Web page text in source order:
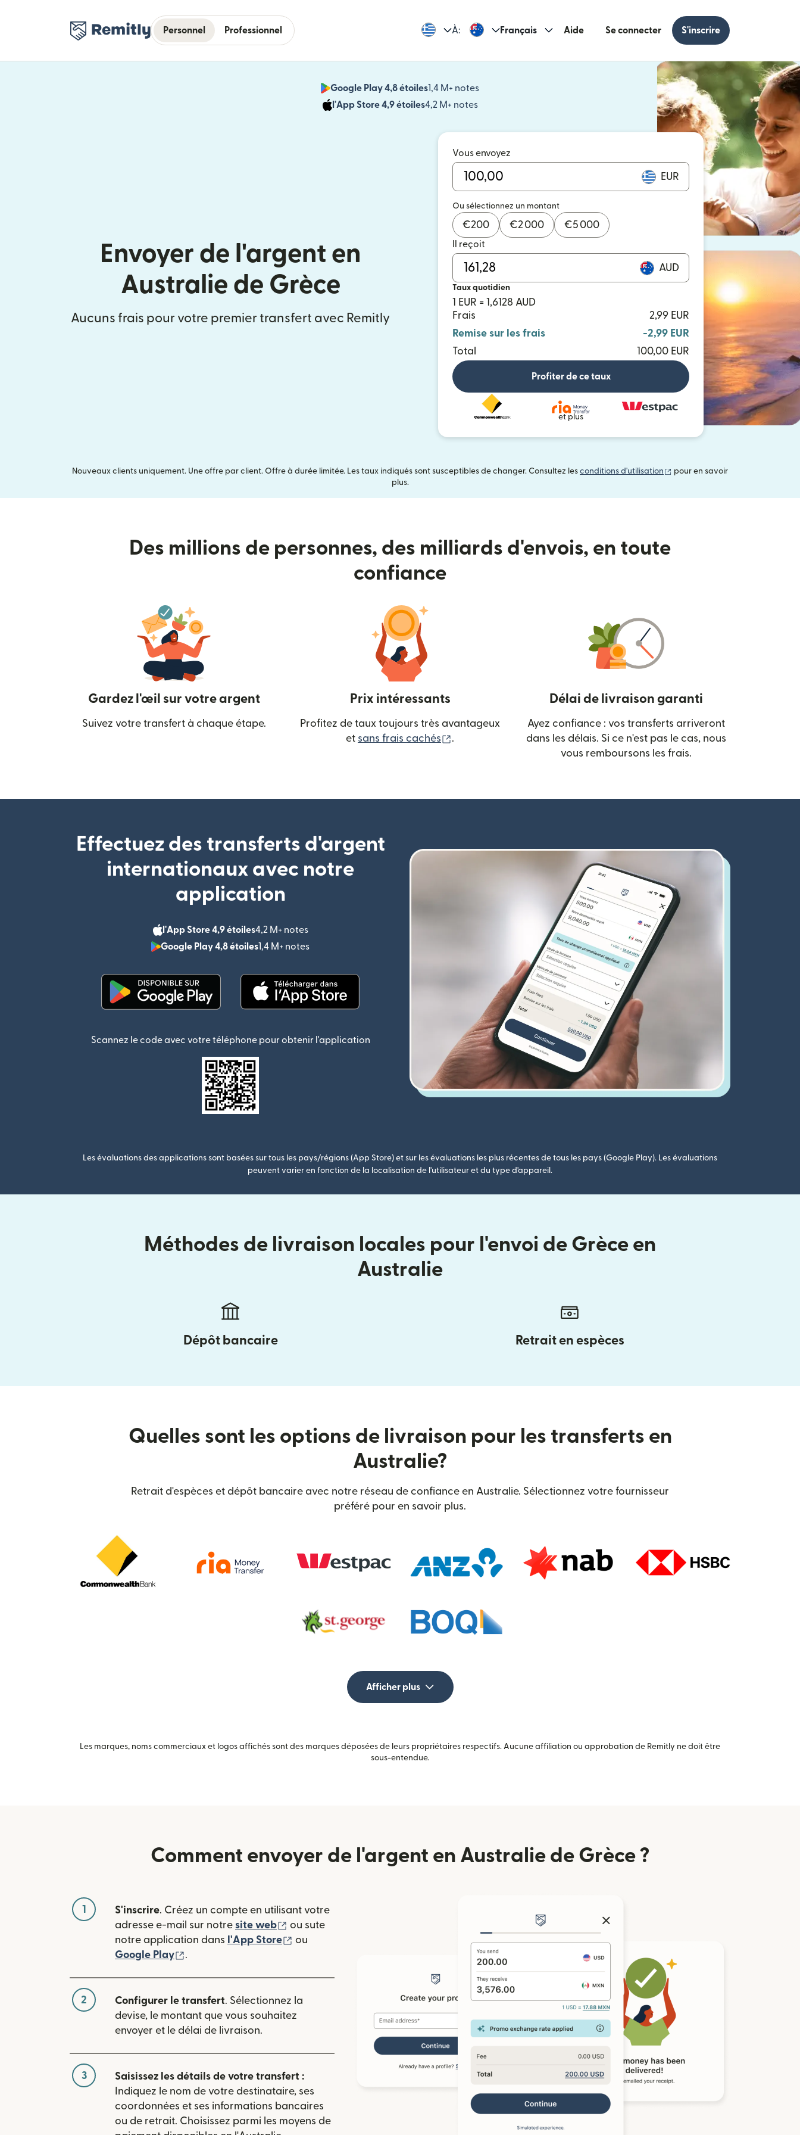
Personnel Professionnel À: Français Aide Se connecter S'inscrire
Google Play 4,8 étoiles1,4 M+ notes
l'App Store 4,9 étoiles4,2 M+ notes
(s'ouvre dans une nouvelle fenêtre)
Envoyer de l'argent en
Australie de Grèce
Aucuns frais pour votre premier transfert avec Remitly
Vous envoyez
EUR
Ou sélectionnez un montant
€200 €2 000 €5 000
Il reçoit
AUD
Taux quotidien
1 EUR = 1,6128 AUD
Frais
2,99 EUR
Remise sur les frais
-2,99 EUR
Total
100,00 EUR
Profiter de ce taux
et plus
Nouveaux clients uniquement. Une offre par client. Offre à durée limitée. Les taux indiqués sont susceptibles de changer. Consultez les conditions d'utilisation (s'ouvre dans une nouvelle
pour en savoir
plus.
Des millions de personnes, des milliards d'envois, en toute
confiance
Gardez l'œil sur votre argent
Suivez votre transfert à chaque étape.
Prix intéressants
Profitez de taux toujours très avantageux
et sans frais cachés (s'ouvre dans une nouvelle fenêtre)
.
Délai de livraison garanti
Ayez confiance : vos transferts arriveront
dans les délais. Si ce n'est pas le cas, nous
vous remboursons les frais.
Effectuez des transferts d'argent
internationaux avec notre
application
l'App Store 4,9 étoiles4,2 M+ notes
(s'ouvre dans une nouvelle fenêtre)
Google Play 4,8 étoiles1,4 M+ notes
Scannez le code avec votre téléphone pour obtenir l'application
Les évaluations des applications sont basées sur tous les pays/régions (App Store) et sur les évaluations les plus récentes de tous les pays (Google Play). Les évaluations
peuvent varier en fonction de la localisation de l'utilisateur et du type d'appareil.
Méthodes de livraison locales pour l'envoi de Grèce en
Australie
Dépôt bancaire Retrait en espèces
Quelles sont les options de livraison pour les transferts en
Australie?
Retrait d'espèces et dépôt bancaire avec notre réseau de confiance en Australie. Sélectionnez votre fournisseur
préféré pour en savoir plus.
Afficher plus
Les marques, noms commerciaux et logos affichés sont des marques déposées de leurs propriétaires respectifs. Aucune affiliation ou approbation de Remitly ne doit être
sous-entendue.
Comment envoyer de l'argent en Australie de Grèce ?
1 S'inscrire. Créez un compte en utilisant votre
adresse e-mail sur notre site web (s'ouvre dans une nouvelle fenêtre)
ou sute
notre application dans l'App Store (s'ouvre dans une nouvelle fenêtre)
ou
Google Play
.
2 Configurer le transfert. Sélectionnez la
devise, le montant que vous souhaitez
envoyer et le délai de livraison.
3
Saisissez les détails de votre transfert :
Indiquez le nom de votre destinataire, ses
coordonnées et ses informations bancaires
ou de retrait. Choisissez parmi les moyens de